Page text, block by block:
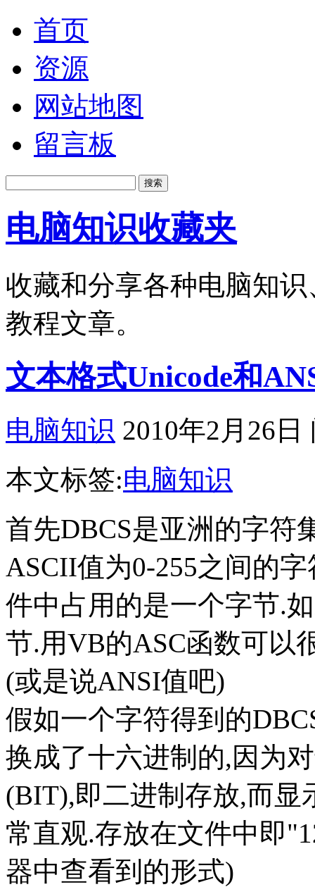
首页
资源
网站地图
留言板
电脑知识收藏夹
收藏和分享各种电脑知
教程文章。
文本格式Unicode和
电脑知识 2010年2月26日
本文标签:电脑知识
首先DBCS是亚洲的字符
ASCII值为0-255之间的
件中占用的是一个字节.
节.用VB的ASC函数可以
(或是说ANSI值吧)
假如一个字符得到的
换成了十六进制的,因为
(BIT),即二进制存放,而显
常直观.存放在文件中即
器中查看到的形式)